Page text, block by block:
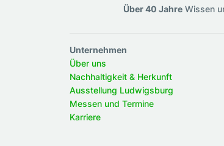
Über 40 JahreWissen
Unternehmen
Über uns
Nachhaltigkeit & Herkunft
Ausstellung Ludwigsburg
Messen und Termine
Karriere